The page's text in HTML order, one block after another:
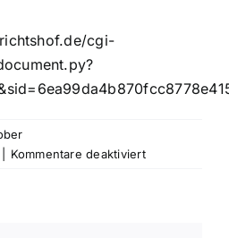
cgi-
Kommentare deaktiviertfür